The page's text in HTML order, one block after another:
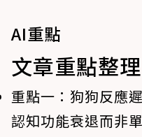
AI重點
文章重點整理
重點一： 狗狗反應
認知功能衰退而非